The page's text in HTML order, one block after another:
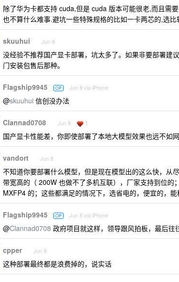
除了华为卡都支持 cuda,但是 cuda 版本可能很老,而且需
也不算什么难事.避坑一些特殊规格的比如一卡两芯的,选
skuuhui Jun 8
没经验不推荐国产显卡部署，坑太多了。如果非要部署建
门安装包售后那种。
Flagship9945 OP Jun 8 via iPhone
@skuuhui 信创没办法
Clannad0708 Jun 8 1
国产显卡性能差，你即使部署了本地大模型效果也远不如
vandort Jun 8
不知道你要部署什么模型，但是现在模型出的这么快，从
带宽高的（ 200W 也做不了多机互联），厂家支持到位
MXFP4 的；这些都满足的情况下，选省电的，便宜的，能
Flagship9945 OP Jun 8 via iPhone
@Clannad0708 政府项目就这样，领导跟风拍板，最后往
cpper Jun 8
这种部署最终都是浪费掉的，说实话